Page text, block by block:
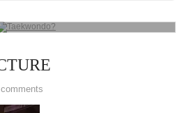
comments